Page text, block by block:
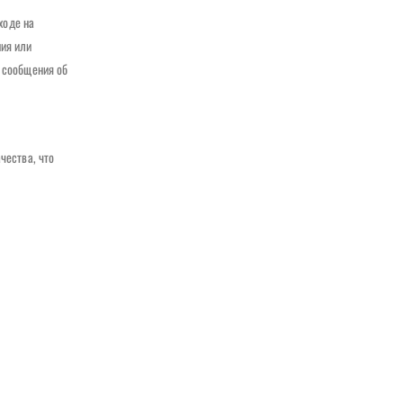
на
или
об
что